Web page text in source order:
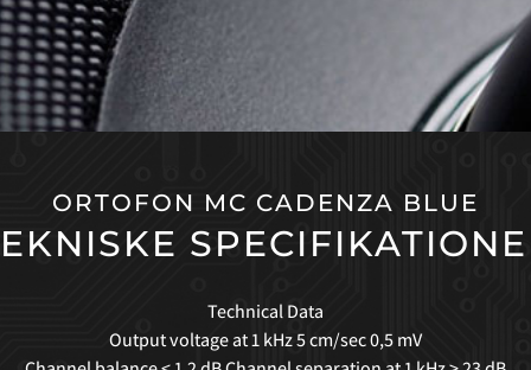
ORTOFON MC CADENZA BLUE
Technical Data
Output voltage at 1 kHz 5 cm/sec 0,5 mV